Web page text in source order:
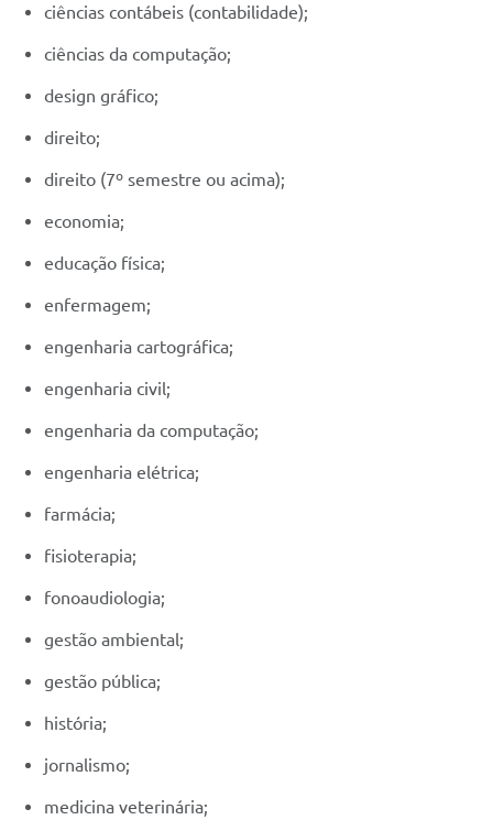
ciências contábeis (contabilidade);
ciências da computação;
design gráfico;
direito;
direito (7º semestre ou acima);
economia;
educação física;
enfermagem;
engenharia cartográfica;
engenharia civil;
engenharia da computação;
engenharia elétrica;
farmácia;
fisioterapia;
fonoaudiologia;
gestão ambiental;
gestão pública;
história;
jornalismo;
medicina veterinária;